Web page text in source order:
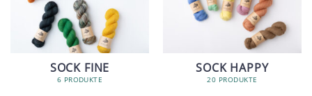
SOCK FINE
6 PRODUKTE
SOCK HAPPY
20 PRODUKTE